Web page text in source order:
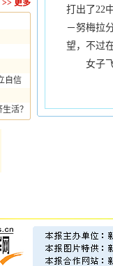
>> 更多
自信
活？
打出了22
－努梅拉
望，不过
女子飞